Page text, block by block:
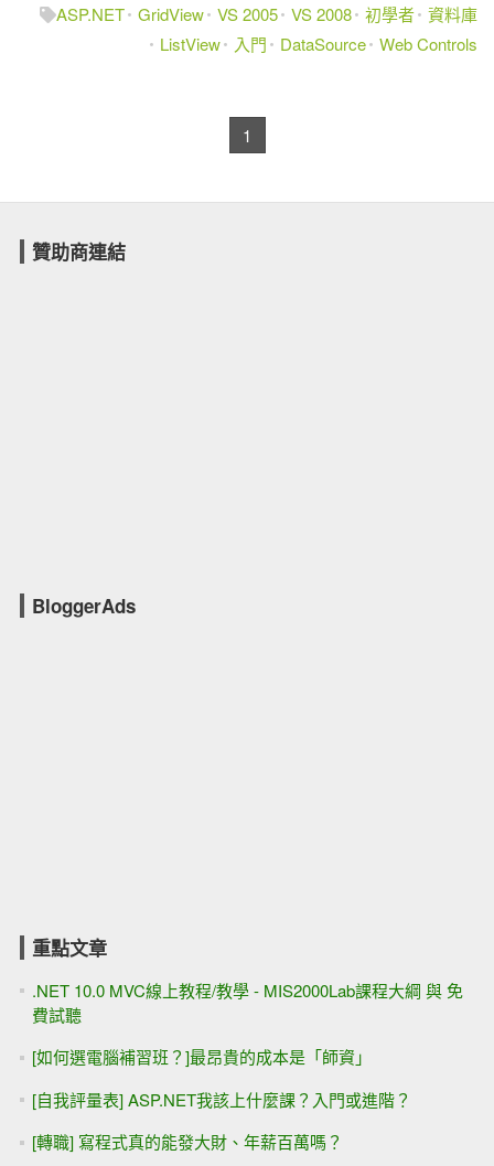
ASP.NET GridView VS 2005 VS 2008 初學者 資料庫
ListView
入門 DataSource Web Controls
1
贊助商連結
BloggerAds
重點文章
.NET 10.0 MVC線上教程/教學 - MIS2000Lab課程大綱 與 免
費試聽
[如何選電腦補習班？]最昂貴的成本是「師資」
[自我評量表] ASP.NET我該上什麼課？入門或進階？
[轉職] 寫程式真的能發大財、年薪百萬嗎？